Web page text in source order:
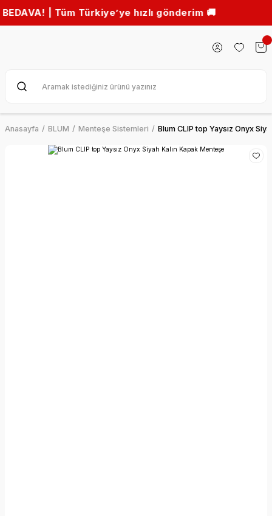
| Tüm Türkiye’ye hızlı gönderim 🚚
Anasayfa BLUM Menteşe Sistemleri Blum CLIP top Yaysız Onyx